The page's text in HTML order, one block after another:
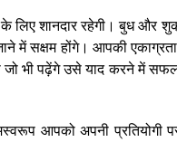
लिए शानदार रहेगी। बुध और
होंगे। आपकी एकाग्रता
भी पढ़ेंगे उसे याद करने में
आपको अपनी प्रतियोगी